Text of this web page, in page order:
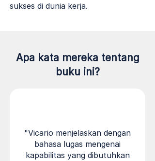
sukses di dunia kerja.
Apa kata mereka tentang
buku ini?
"Vicario menjelaskan dengan
bahasa lugas mengenai
kapabilitas yang dibutuhkan